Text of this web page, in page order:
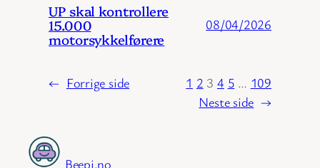
UP skal kontrollere
15.000
motorsykkelførere
08/04/2026
← Forrige side 1 2 3 4 5 … 109
Neste side →
Beepi.no